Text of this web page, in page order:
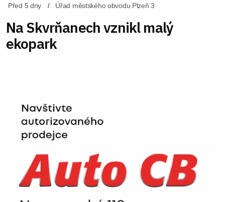
Před 5 dny Úřad městského obvodu Plzeň 3
Na Skvrňanech vznikl malý
ekopark